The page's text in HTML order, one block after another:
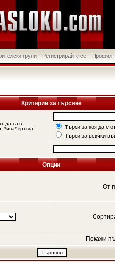
групи Регистрирайте се Профил
Критерии за търсене
да са в
*ива* връща
Търси за коя да е
Търси за всички
Опции
От
Покажи